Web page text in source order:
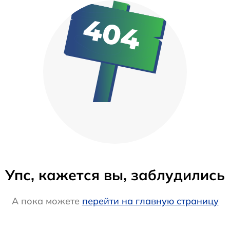
Упс, кажется вы, заблудились
А пока можете перейти на главную страницу